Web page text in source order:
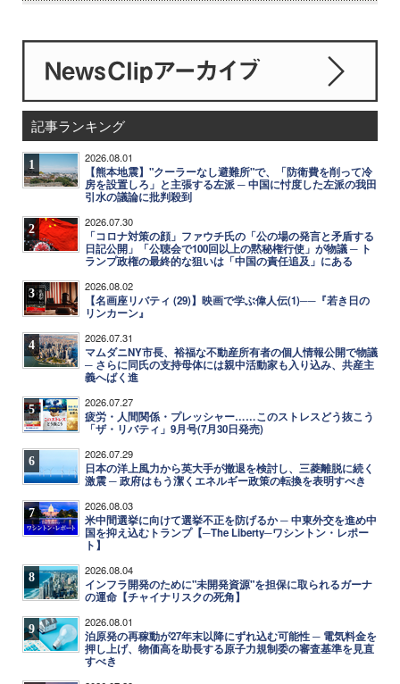
記事ランキング
1 2026.08.01
【熊本地震】"クーラーなし避難所"で、「防衛費を削って冷
房を設置しろ」と主張する左派 ─ 中国に忖度した左派の我田
引水の議論に批判殺到
2 2026.07.30
「コロナ対策の顔」ファウチ氏の「公の場の発言と矛盾する
日記公開」「公聴会で100回以上の黙秘権行使」が物議 ─ ト
ランプ政権の最終的な狙いは「中国の責任追及」にある
3 2026.08.02
【名画座リバティ (29)】映画で学ぶ偉人伝(1)──『若き日の
リンカーン』
4 2026.07.31
マムダニNY市長、裕福な不動産所有者の個人情報公開で物議
─ さらに同氏の支持母体には親中活動家も入り込み、共産主
義へばく進
5 2026.07.27
疲労・人間関係・プレッシャー……このストレスどう抜こう
「ザ・リバティ」9月号(7月30日発売)
6 2026.07.29
日本の洋上風力から英大手が撤退を検討し、三菱離脱に続く
激震 ─ 政府はもう潔くエネルギー政策の転換を表明すべき
7 2026.08.03
米中間選挙に向けて選挙不正を防げるか ─ 中東外交を進め中
国を抑え込むトランプ【─The Liberty─ワシントン・レポー
ト】
8 2026.08.04
インフラ開発のために"未開発資源"を担保に取られるガーナ
の運命【チャイナリスクの死角】
9 2026.08.01
泊原発の再稼動が27年末以降にずれ込む可能性 ─ 電気料金を
押し上げ、物価高を助長する原子力規制委の審査基準を見直
すべき